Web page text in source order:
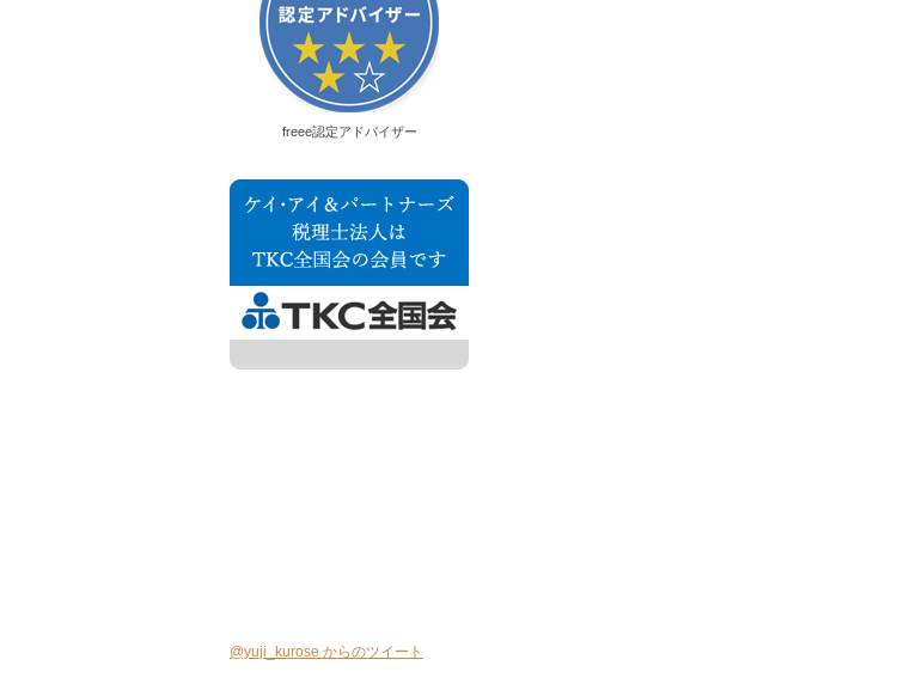
freee認定アドバイザー
@yuji_kurose からのツイート